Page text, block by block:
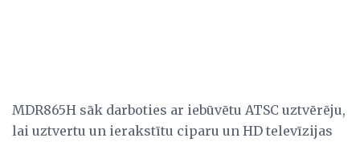
MDR865H sāk darboties ar iebūvētu ATSC uztvērēju,
lai uztvertu un ierakstītu ciparu un HD televīzijas